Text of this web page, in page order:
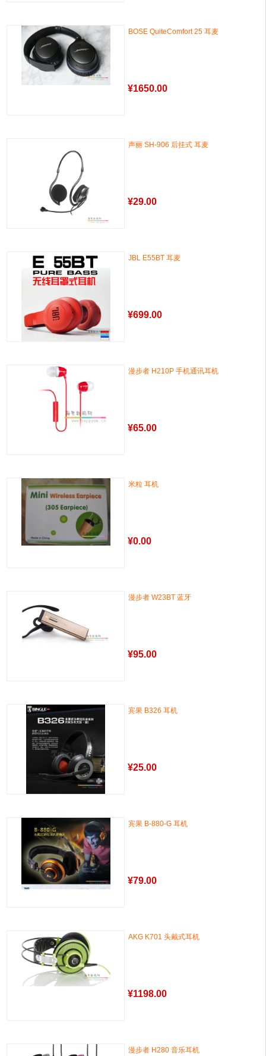
BOSE QuiteComfort 25 耳麦
¥1650.00
声丽 SH-906 后挂式 耳麦
¥29.00
JBL E55BT 耳麦
¥699.00
漫步者 H210P 手机通讯耳机
¥65.00
米粒 耳机
¥0.00
漫步者 W23BT 蓝牙
¥95.00
宾果 B326 耳机
¥25.00
宾果 B-880-G 耳机
¥79.00
AKG K701 头戴式耳机
¥1198.00
漫步者 H280 音乐耳机